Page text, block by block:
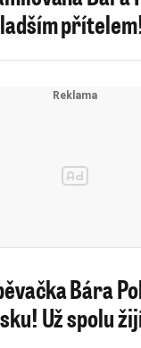
Bára
Už spolu